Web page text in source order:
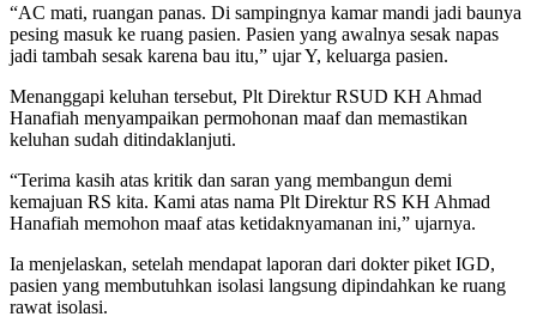
“AC mati, ruangan panas. Di sampingnya kamar mandi jadi baunya
pesing masuk ke ruang pasien. Pasien yang awalnya sesak napas
jadi tambah sesak karena bau itu,” ujar Y, keluarga pasien.
Menanggapi keluhan tersebut, Plt Direktur RSUD KH Ahmad
Hanafiah menyampaikan permohonan maaf dan memastikan
keluhan sudah ditindaklanjuti.
“Terima kasih atas kritik dan saran yang membangun demi
kemajuan RS kita. Kami atas nama Plt Direktur RS KH Ahmad
Hanafiah memohon maaf atas ketidaknyamanan ini,” ujarnya.
Ia menjelaskan, setelah mendapat laporan dari dokter piket IGD,
pasien yang membutuhkan isolasi langsung dipindahkan ke ruang
rawat isolasi.